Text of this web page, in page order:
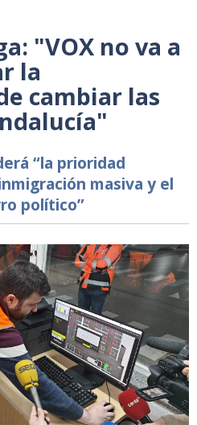
"VOX no va a
la
cambiar las
“la prioridad
masiva y el
político”